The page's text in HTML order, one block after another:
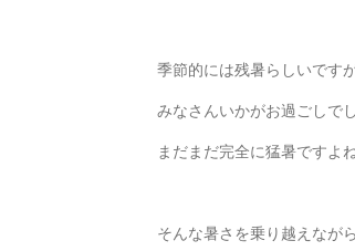
季節的には残暑らしいです
みなさんいかがお過ごしで
まだまだ完全に猛暑ですよ
そんな暑さを乗り越えながら